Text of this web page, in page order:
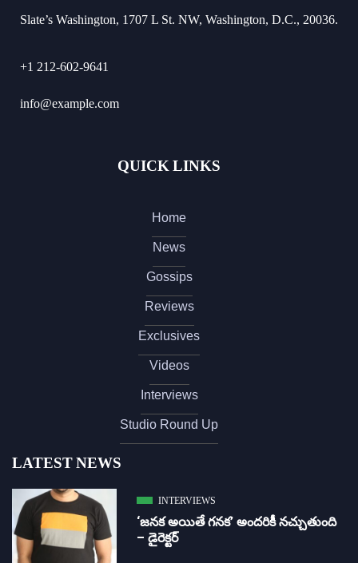
Slate’s Washington, 1707 L St. NW, Washington, D.C., 20036.
+1 212-602-9641
info@example.com
QUICK LINKS
Home
News
Gossips
Reviews
Exclusives
Videos
Interviews
Studio Round Up
LATEST NEWS
INTERVIEWS
‘జ‌న‌క అయితే గ‌న‌క‌’ అందరికీ నచ్చుతుంది
– డైరెక్ట‌ర్